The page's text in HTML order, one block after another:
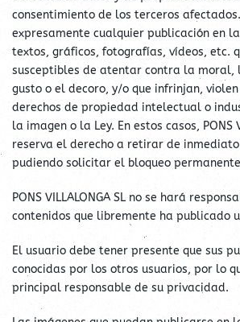
consentimiento de los terceros
expresamente cualquier publicación en
textos, gráficos, fotografías, vídeos, etc.
susceptibles de atentar contra la moral,
gusto o el decoro, y/o que infrinjan,
derechos de propiedad intelectual o
la imagen o la Ley. En estos casos, PONS
reserva el derecho a retirar de
pudiendo solicitar el bloqueo
PONS VILLALONGA SL no se hará
contenidos que libremente ha publicado
El usuario debe tener presente que sus
conocidas por los otros usuarios, por lo
principal responsable de su privacidad.